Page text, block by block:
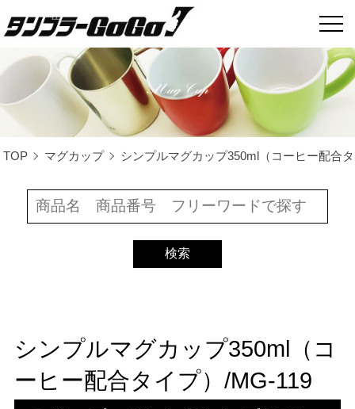
TOP マグカップ シンプルマグカップ350ml（コーヒー配合
シンプルマグカップ350ml（コ
ーヒー配合タイプ）/MG-119